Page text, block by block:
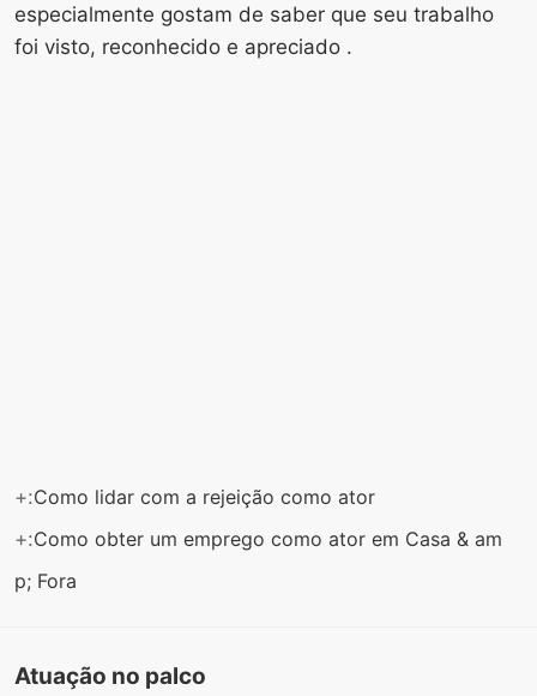
especialmente gostam de saber que seu trabalho
foi visto, reconhecido e apreciado .
+:Como lidar com a rejeição como ator
+:Como obter um emprego como ator em Casa & am
p; Fora
Atuação no palco